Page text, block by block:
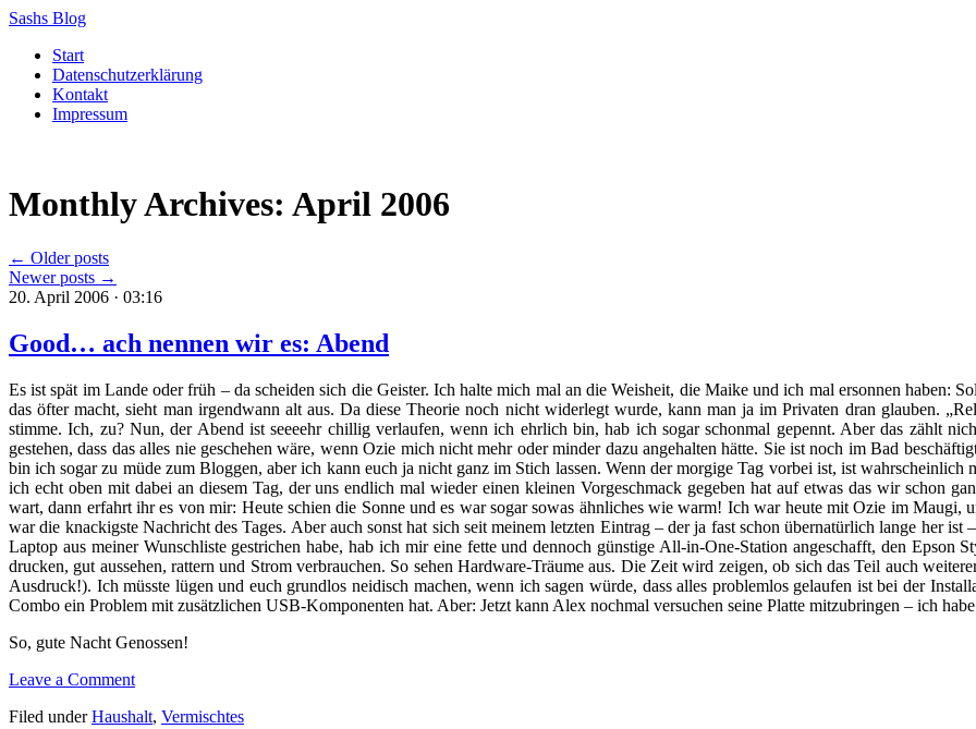
Sashs Blog
Skip
content
Start
Datenschutzerklärung
Kontakt
Impressum
Monthly Archives: April 2006
← Older posts
Newer posts →
20. April 2006 · 03:16
Good… ach nennen wir es: Abend
Es ist spät im Lande oder früh – da scheiden sich die Geister. Ich halte mich mal an die Weisheit, die Maike und ich mal ersonnen haben:
das öfter macht, sieht man irgendwann alt aus. Da diese Theorie noch nicht widerlegt wurde, kann man ja im Privaten dran glauben.
stimme. Ich, zu? Nun, der Abend ist seeeehr chillig verlaufen, wenn ich ehrlich bin, hab ich sogar schonmal gepennt. Aber das zählt
gestehen, dass das alles nie geschehen wäre, wenn Ozie mich nicht mehr oder minder dazu angehalten hätte. Sie ist noch im Bad
bin ich sogar zu müde zum Bloggen, aber ich kann euch ja nicht ganz im Stich lassen. Wenn der morgige Tag vorbei ist, ist
ich echt oben mit dabei an diesem Tag, der uns endlich mal wieder einen kleinen Vorgeschmack gegeben hat auf etwas das wir schon
wart, dann erfahrt ihr es von mir: Heute schien die Sonne und es war sogar sowas ähnliches wie warm! Ich war heute mit Ozie im Maugi,
war die knackigste Nachricht des Tages. Aber auch sonst hat sich seit meinem letzten Eintrag – der ja fast schon übernatürlich lange her
Laptop aus meiner Wunschliste gestrichen habe, hab ich mir eine fette und dennoch günstige All-in-One-Station angeschafft, den
drucken, gut aussehen, rattern und Strom verbrauchen. So sehen Hardware-Träume aus. Die Zeit wird zeigen, ob sich das Teil auch
Ausdruck!). Ich müsste lügen und euch grundlos neidisch machen, wenn ich sagen würde, dass alles problemlos gelaufen ist bei der
Combo ein Problem mit zusätzlichen USB-Komponenten hat. Aber: Jetzt kann Alex nochmal versuchen seine Platte mitzubringen – ich
So, gute Nacht Genossen!
Leave a Comment
Filed underHaushalt, Vermischtes